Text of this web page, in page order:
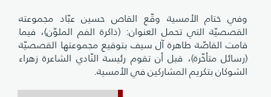
وفي ختام الأمسية وقّع القاص حسين عبّاد مجموعته
القصصيّة التي تحمل العنوان: (ذاكرة الفم الملوّن)، فيما
قامت القاصّة طاهرة آل سيف بتوقيع مجموعتها القصصيّة
(رسائل متأخّرة)، قبل أن تقوم رئيسة النّادي الشاعرة زهراء
الشوكان بتكريم المشاركين في الأمسية.